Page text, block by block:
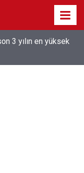
savcılığa suç